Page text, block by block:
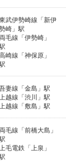
武伊勢崎線「新伊
崎」駅
両毛線「伊勢崎」
崎線「神保原」
妻線「金島」駅
越線「渋川」駅
越線「敷島」駅
両毛線「前橋大島」
毛電鉄「上泉」